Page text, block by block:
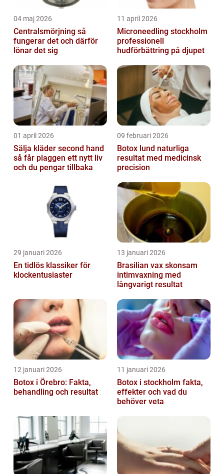
04 maj 2026
Centralsmörjning så
fungerar det och därför
lönar det sig
11 april 2026
Microneedling stockholm
professionell
hudförbättring på djupet
01 april 2026
Sälja kläder second hand
så får plaggen ett nytt liv
och du pengar tillbaka
09 februari 2026
Botox lund naturliga
resultat med medicinsk
precision
29 januari 2026
En tidlös klassiker för
klockentusiaster
13 januari 2026
Brasilian vax skonsam
intimvaxning med
långvarigt resultat
12 januari 2026
Botox i Örebro: Fakta,
behandling och resultat
11 januari 2026
Botox i stockholm fakta,
effekter och vad du
behöver veta